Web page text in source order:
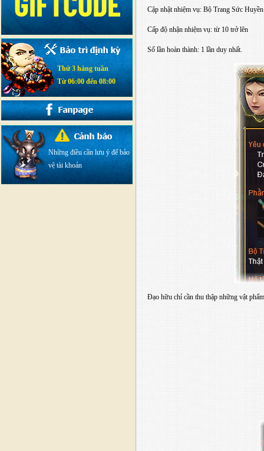
Thứ 3 hàng tuần
Từ 06:00 đến 08:00
Những điều cần lưu ý để bảo
vệ tài khoản
Cập nhật nhiệm vụ: Bộ Trang Sức
Cấp độ nhận nhiệm vụ: từ 10 trở lên
Số lần hoàn thành: 1 lần duy nhất.
Đạo hữu chỉ cần thu thập những vật